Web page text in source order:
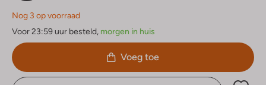
Nog 3 op voorraad
Voor 23:59 uur besteld, morgen in huis
Voeg toe